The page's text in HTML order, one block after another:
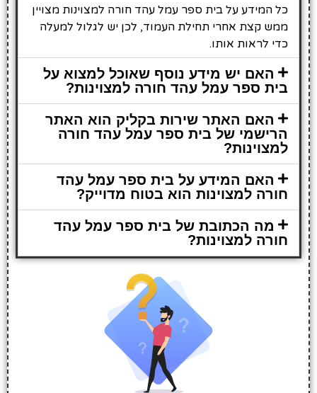
כל המידע על בית ספר עמל עהד חורה למצוינות מצויין
ממש קצת אחרי תחילת העמוד, לכן יש לגלול למעלה
כדי לראות אותו.
האם יש מידע נוסף שאוכל למצוא על
בית ספר עמל עהד חורה למצוינות?
האם האתר שירות בקליק הוא האתר
הרישמי של בית ספר עמל עהד חורה
למצוינות?
האם המידע על בית ספר עמל עהד
חורה למצוינות הוא בטוח מדוייק?
מה הכתובת של בית ספר עמל עהד
חורה למצוינות?